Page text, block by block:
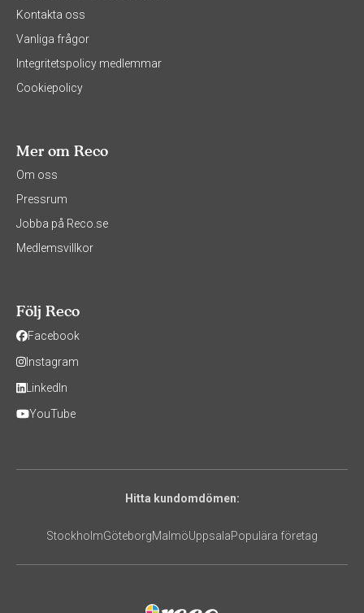
Kontakta oss
Vanliga frågor
Integritetspolicy medlemmar
Cookiepolicy
Mer om Reco
Om oss
Pressrum
Jobba på Reco.se
Medlemsvillkor
Följ Reco
Facebook
Instagram
LinkedIn
YouTube
Hitta kundomdömen:
StockholmGöteborgMalmöUppsalaPopulära företag